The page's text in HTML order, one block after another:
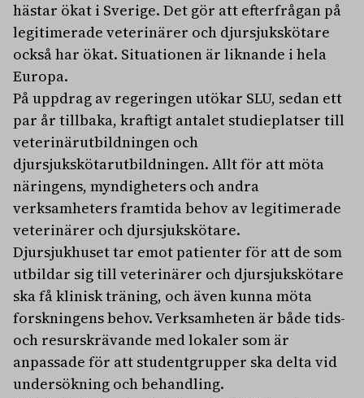
hästar ökat i Sverige. Det gör att efterfrågan på
legitimerade veterinärer och djursjukskötare
också har ökat. Situationen är liknande i hela
Europa.
På uppdrag av regeringen utökar SLU, sedan ett
par år tillbaka, kraftigt antalet studieplatser till
veterinärutbildningen och
djursjukskötarutbildningen. Allt för att möta
näringens, myndigheters och andra
verksamheters framtida behov av legitimerade
veterinärer och djursjukskötare.
Djursjukhuset tar emot patienter för att de som
utbildar sig till veterinärer och djursjukskötare
ska få klinisk träning, och även kunna möta
forskningens behov. Verksamheten är både tids-
och resurskrävande med lokaler som är
anpassade för att studentgrupper ska delta vid
undersökning och behandling.